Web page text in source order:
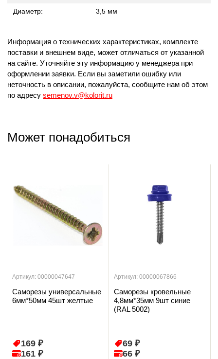
Диаметр: 3,5 мм
Информация о технических характеристиках, комплекте
поставки и внешнем виде, может отличаться от указанной
на сайте. Уточняйте эту информацию у менеджера при
оформлении заявки. Если вы заметили ошибку или
неточность в описании, пожалуйста, сообщите нам об этом
по адресу semenov.v@kolorit.ru
Может понадобиться
Артикул: 00000047647
Саморезы универсальные
6мм*50мм 45шт желтые
169 ₽
161 ₽
Артикул: 00000067866
Саморезы кровельные
4,8мм*35мм 9шт синие
(RAL 5002)
69 ₽
66 ₽